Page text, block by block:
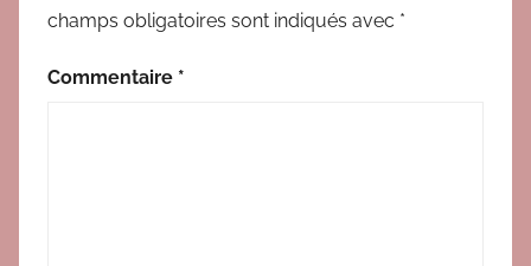
champs obligatoires sont indiqués avec *
Commentaire *